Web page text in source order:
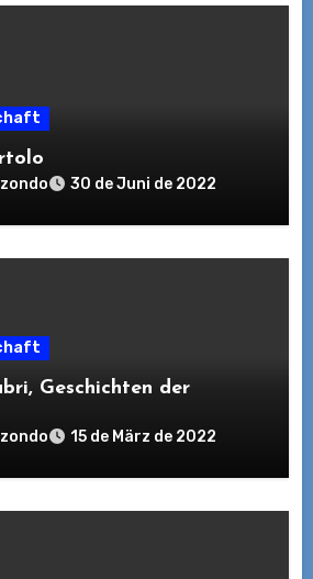
30 de Juni de 2022
Geschichten der
15 de März de 2022